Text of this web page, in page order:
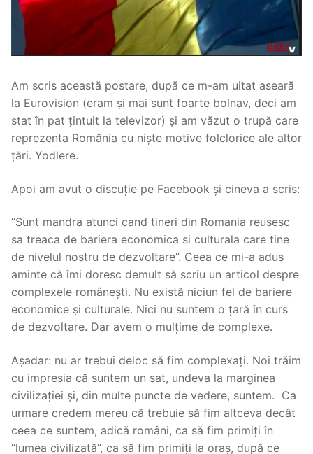
Am scris această postare, după ce m-am uitat aseară
la Eurovision (eram și mai sunt foarte bolnav, deci am
stat în pat țintuit la televizor) și am văzut o trupă care
reprezenta România cu niște motive folclorice ale altor
țări. Yodlere.
Apoi am avut o discuție pe Facebook și cineva a scris:
“Sunt mandra atunci cand tineri din Romania reusesc
sa treaca de bariera economica si culturala care tine
de nivelul nostru de dezvoltare”. Ceea ce mi-a adus
aminte că îmi doresc demult să scriu un articol despre
complexele românești. Nu există niciun fel de bariere
economice și culturale. Nici nu suntem o țară în curs
de dezvoltare. Dar avem o mulțime de complexe.
Așadar: nu ar trebui deloc să fim complexați. Noi trăim
cu impresia că suntem un sat, undeva la marginea
civilizației și, din multe puncte de vedere, suntem. Ca
urmare credem mereu că trebuie să fim altceva decât
ceea ce suntem, adică români, ca să fim primiți în
“lumea civilizată”, ca să fim primiți la oraș, după ce